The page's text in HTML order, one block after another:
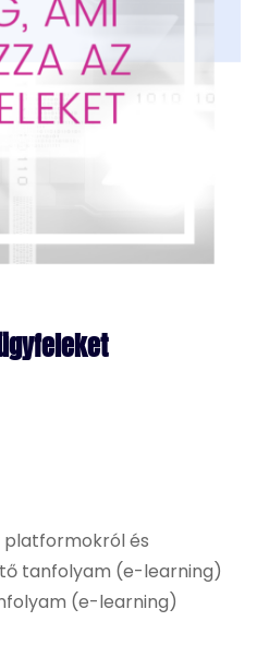
platformokról és
tanfolyam (e-learning)
(e-learning)